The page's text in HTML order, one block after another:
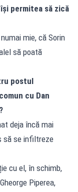
permitea să zică
mie, că Sorin
să poată
postul
cu Dan
deja încă mai
să se infiltreze
cu el, în schimb,
Piperea,